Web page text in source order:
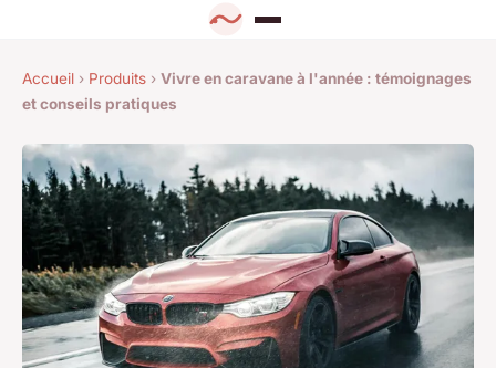
Accueil › Produits › Vivre en caravane à l'année : témoignages
et conseils pratiques